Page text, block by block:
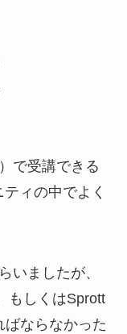
で受講できる
ィの中でよく
いましたが、
もしくはSprott
ならなかった